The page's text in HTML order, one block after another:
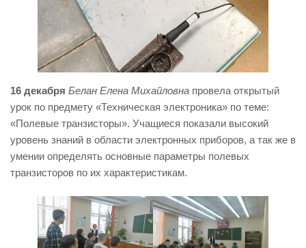
16 декабря Белан Елена Михайловна провела открытый
урок по предмету «Техническая электроника» по теме:
«Полевые транзисторы». Учащиеся показали высокий
уровень знаний в области электронных приборов, а так же в
умении определять основные параметры полевых
транзисторов по их характеристикам.